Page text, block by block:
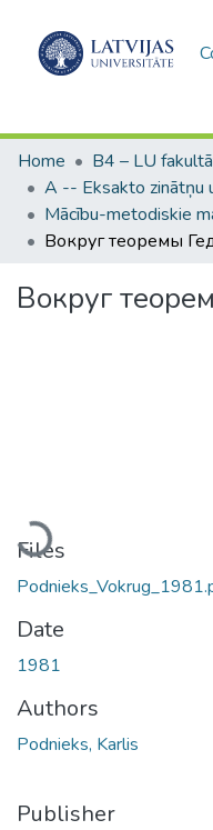
Home
Вокруг теоремы
Вокруг
Loading...
Files
Date
1981
Authors
Podnieks, Karlis
Publisher